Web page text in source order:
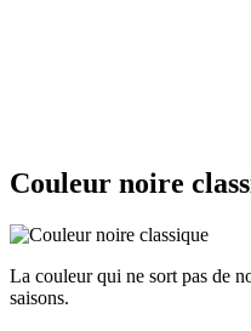
Couleur noire
La couleur qui ne sort pas de
saisons.